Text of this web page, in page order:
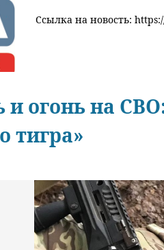
Ссылка на новость:
и огонь на
тигра»